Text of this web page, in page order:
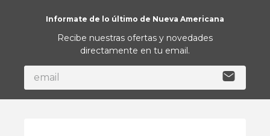
Informate de lo último de Nueva Americana
Recibe nuestras ofertas y novedades
directamente en tu email.